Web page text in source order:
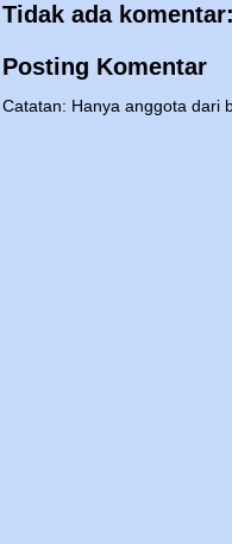
Tidak ada komentar:
Posting Komentar
Catatan: Hanya anggota dari